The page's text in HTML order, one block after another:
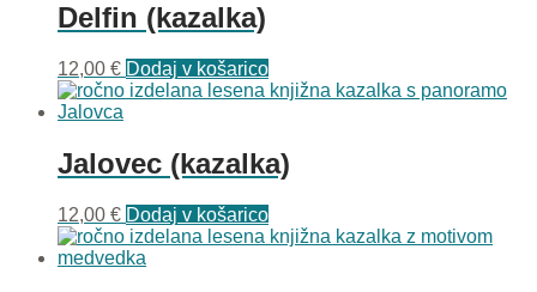
Delfin (kazalka)
12,00 € Dodaj v košarico
Jalovec (kazalka)
12,00 € Dodaj v košarico